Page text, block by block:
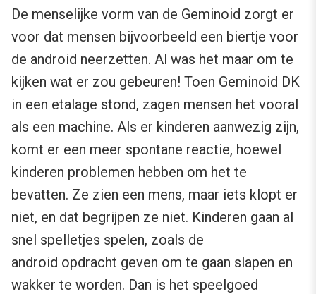
De menselijke vorm van de Geminoid zorgt er
voor dat mensen bijvoorbeeld een biertje voor
de android neerzetten. Al was het maar om te
kijken wat er zou gebeuren! Toen Geminoid DK
in een etalage stond, zagen mensen het vooral
als een machine. Als er kinderen aanwezig zijn,
komt er een meer spontane reactie, hoewel
kinderen problemen hebben om het te
bevatten. Ze zien een mens, maar iets klopt er
niet, en dat begrijpen ze niet. Kinderen gaan al
snel spelletjes spelen, zoals de
android opdracht geven om te gaan slapen en
wakker te worden. Dan is het speelgoed